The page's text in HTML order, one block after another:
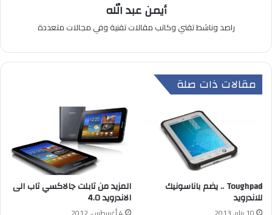
أيمن عبد الله
راصد وناشط تقني وكاتب مقالات تقنية وفي مجالات متعددة
مقالات ذات صلة
Toughpad .. يضم باناسونيك
للاندرويد
المزيد من تابلت جالاكسي تاب الى
الاندرويد 4.0